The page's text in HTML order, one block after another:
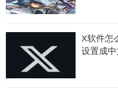
3、秀台旁设置了专属拍摄功
模板拍摄自己的时尚大片，并
瞬间。
X软件怎
设置成中